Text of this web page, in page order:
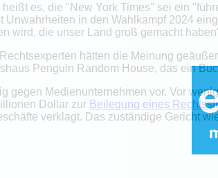
heißt es, die "New York Times" sei ein
Unwahrheiten in den Wahlkampf 2024
wird, die unser Land groß gemacht
hätten die Meinung
Penguin Random House, das ein
gegen Medienunternehmen vor. Vor
Dollar zur Beilegung eines
verklagt. Das zuständige Gericht